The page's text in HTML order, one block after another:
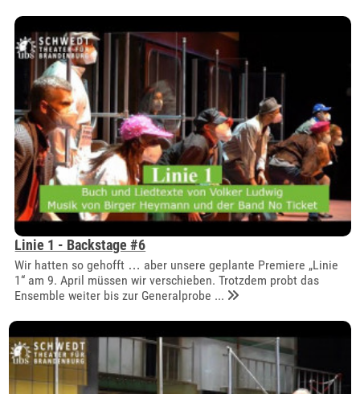
Linie 1 - Backstage #6
Wir hatten so gehofft … aber unsere geplante Premiere „Linie
1“ am 9. April müssen wir verschieben. Trotzdem probt das
Ensemble weiter bis zur Generalprobe ...